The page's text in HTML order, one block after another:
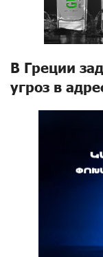
В Греции
угроз в